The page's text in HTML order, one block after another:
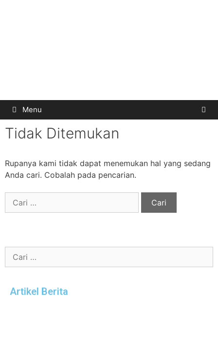
Menu
Tidak Ditemukan
Rupanya kami tidak dapat menemukan hal yang sedang
Anda cari. Cobalah pada pencarian.
Artikel Berita